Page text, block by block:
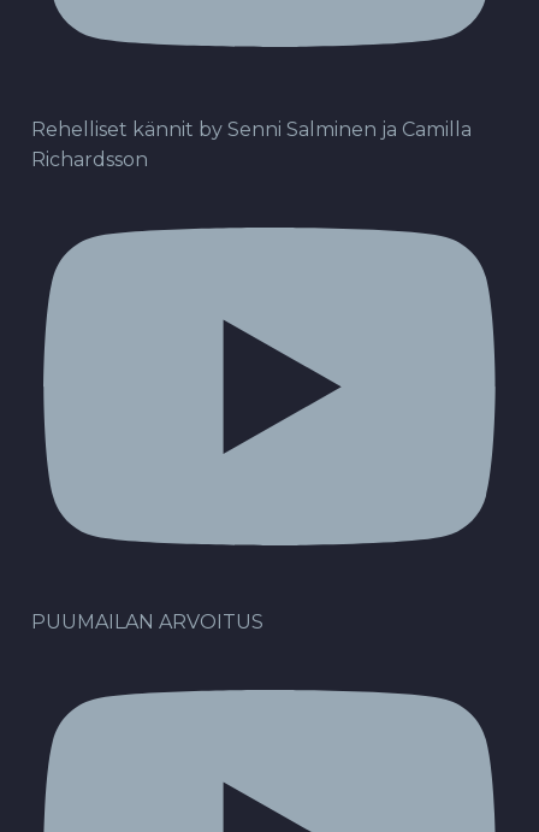
Rehelliset kännit by Senni Salminen ja Camilla
Richardsson
PUUMAILAN ARVOITUS